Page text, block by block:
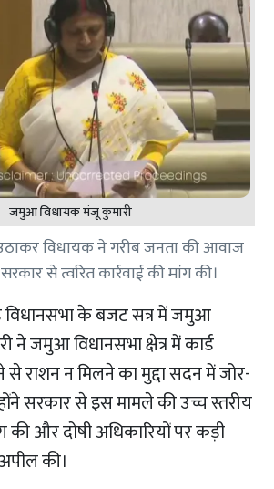
जमुआ विधायक मंजू कुमारी
विधायक ने गरीब जनता की आवाज
से त्वरित कार्रवाई की मांग की।
के बजट सत्र में जमुआ
ने जमुआ विधानसभा क्षेत्र में कार्ड
से राशन न मिलने का मुद्दा सदन में जोर-
सरकार से इस मामले की उच्च स्तरीय
की और दोषी अधिकारियों पर कड़ी
की।